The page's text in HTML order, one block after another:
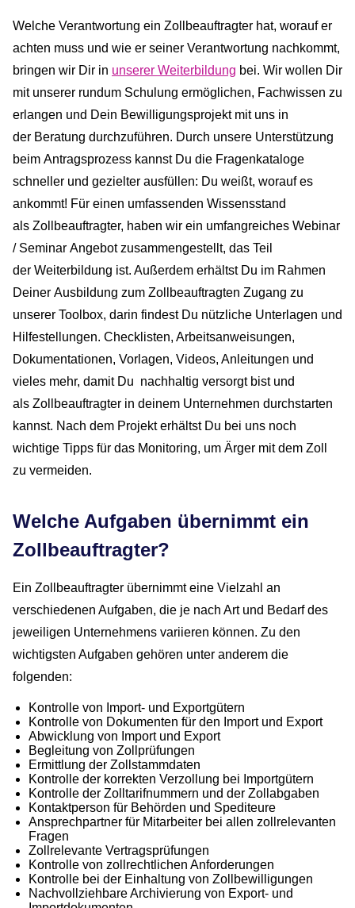
Welche Verantwortung ein Zollbeauftragter hat, worauf er
achten muss und wie er seiner Verantwortung nachkommt,
bringen wir Dir in unserer Weiterbildung bei. Wir wollen Dir
mit unserer rundum Schulung ermöglichen, Fachwissen zu
erlangen und Dein Bewilligungsprojekt mit uns in
der Beratung durchzuführen. Durch unsere Unterstützung
beim Antragsprozess kannst Du die Fragenkataloge
schneller und gezielter ausfüllen: Du weißt, worauf es
ankommt! Für einen umfassenden Wissensstand
als Zollbeauftragter, haben wir ein umfangreiches Webinar
/ Seminar Angebot zusammengestellt, das Teil
der Weiterbildung ist. Außerdem erhältst Du im Rahmen
Deiner Ausbildung zum Zollbeauftragten Zugang zu
unserer Toolbox, darin findest Du nützliche Unterlagen und
Hilfestellungen. Checklisten, Arbeitsanweisungen,
Dokumentationen, Vorlagen, Videos, Anleitungen und
vieles mehr, damit Du nachhaltig versorgt bist und
als Zollbeauftragter in deinem Unternehmen durchstarten
kannst. Nach dem Projekt erhältst Du bei uns noch
wichtige Tipps für das Monitoring, um Ärger mit dem Zoll
zu vermeiden.
Welche Aufgaben übernimmt ein
Zollbeauftragter?
Ein Zollbeauftragter übernimmt eine Vielzahl an
verschiedenen Aufgaben, die je nach Art und Bedarf des
jeweiligen Unternehmens variieren können. Zu den
wichtigsten Aufgaben gehören unter anderem die
folgenden:
Kontrolle von Import- und Exportgütern
Kontrolle von Dokumenten für den Import und Export
Abwicklung von Import und Export
Begleitung von Zollprüfungen
Ermittlung der Zollstammdaten
Kontrolle der korrekten Verzollung bei Importgütern
Kontrolle der Zolltarifnummern und der Zollabgaben
Kontaktperson für Behörden und Spediteure
Ansprechpartner für Mitarbeiter bei allen zollrelevanten
Fragen
Zollrelevante Vertragsprüfungen
Kontrolle von zollrechtlichen Anforderungen
Kontrolle bei der Einhaltung von Zollbewilligungen
Nachvollziehbare Archivierung von Export- und